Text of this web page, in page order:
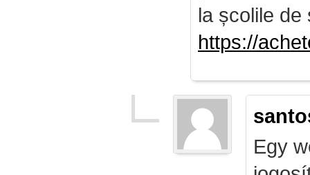
la școlile de
https://
Egy